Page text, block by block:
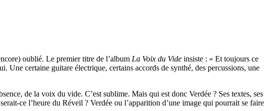
oublié. Le premier titre de l’album La Voix du Vide insiste : « Et toujours ce
certaine guitare électrique, certains accords de synthé, des percussions, une
de la voix du vide. C’est sublime. Mais qui est donc Verdée ? Ses textes, ses
ce l’heure du Réveil ? Verdée ou l’apparition d’une image qui pourrait se faire